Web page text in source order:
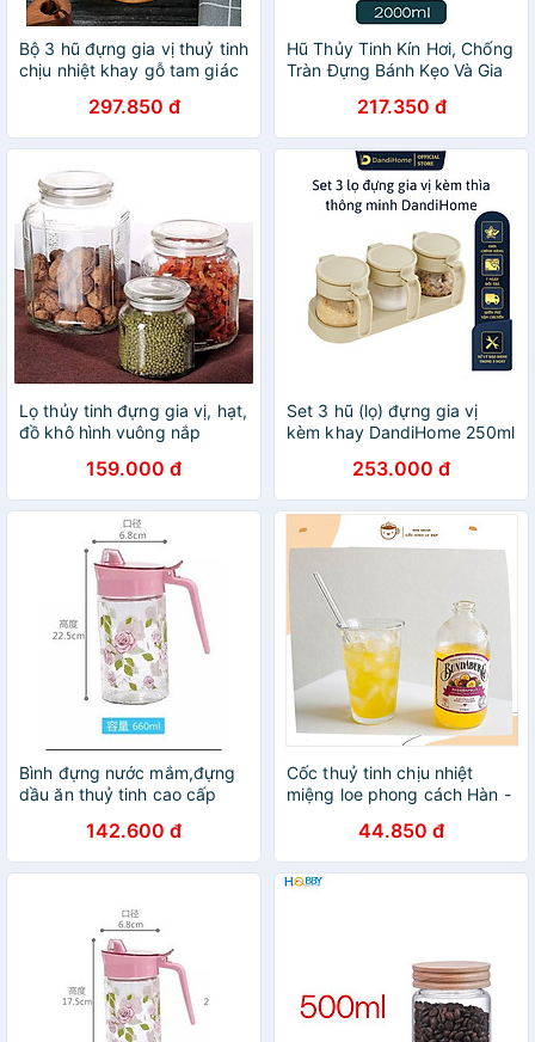
Bộ 3 hũ đựng gia vị thuỷ tinh
chịu nhiệt khay gỗ tam giác
297.850 đ
Hũ Thủy Tinh Kín Hơi, Chống
Tràn Đựng Bánh Kẹo Và Gia
THỦY TINH NẮP GỖ TRE
217.350 đ
Lọ thủy tinh đựng gia vị, hạt,
đồ khô hình vuông nắp
159.000 đ
Set 3 hũ (lọ) đựng gia vị
kèm khay DandiHome 250ml
253.000 đ
Bình đựng nước mắm,đựng
dầu ăn thuỷ tinh cao cấp
142.600 đ
Cốc thuỷ tinh chịu nhiệt
miệng loe phong cách Hàn -
44.850 đ